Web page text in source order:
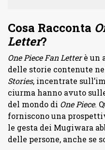
Cosa Racconta
Letter?
One Piece Fan Letterè un
delle storie contenute
Stories, incentrate
ciurma hanno avuto
del mondo di One Piece.
forniscono una
le gesta dei Mugiwara
delle persone, anche se